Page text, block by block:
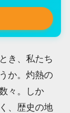
き、私たち
か。灼熱の
々。しか
、歴史の地